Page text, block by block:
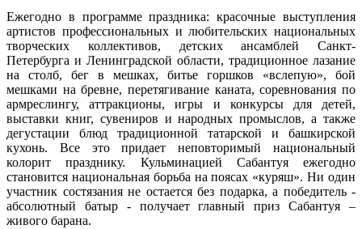
Ежегодно в программе праздника: красочные выступления
артистов профессиональных и любительских национальных
творческих коллективов, детских ансамблей Санкт-
Петербурга и Ленинградской области, традиционное лазание
на столб, бег в мешках, битье горшков «вслепую», бой
мешками на бревне, перетягивание каната, соревнования по
армреслингу, аттракционы, игры и конкурсы для детей,
выставки книг, сувениров и народных промыслов, а также
дегустации блюд традиционной татарской и башкирской
кухонь. Все это придает неповторимый национальный
колорит празднику. Кульминацией Сабантуя ежегодно
становится национальная борьба на поясах «куряш». Ни один
участник состязания не остается без подарка, а победитель -
абсолютный батыр - получает главный приз Сабантуя –
живого барана.